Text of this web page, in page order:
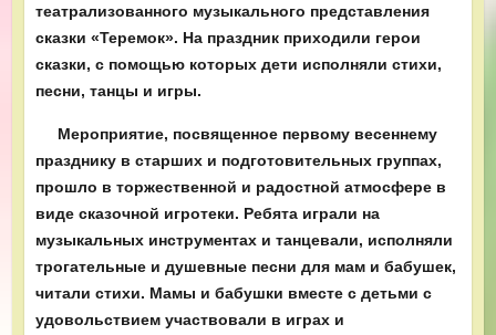
театрализованного музыкального представления
сказки «Теремок». На праздник приходили герои
сказки, с помощью которых дети исполняли стихи,
песни, танцы и игры.
Мероприятие, посвященное первому весеннему
празднику в старших и подготовительных группах,
прошло в торжественной и радостной атмосфере в
виде сказочной игротеки. Ребята играли на
музыкальных инструментах и танцевали, исполняли
трогательные и душевные песни для мам и бабушек,
читали стихи. Мамы и бабушки вместе с детьми с
удовольствием участвовали в играх и